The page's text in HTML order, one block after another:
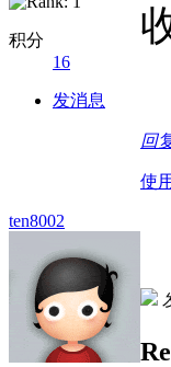
积分
16
发消息
回
使
ten8002